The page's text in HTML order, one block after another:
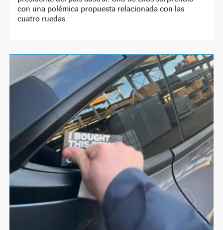
con una polémica propuesta relacionada con las
cuatro ruedas.